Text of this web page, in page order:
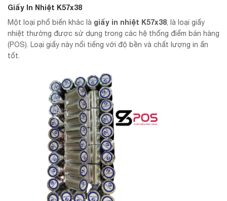
Giấy In Nhiệt K57x38
Một loại phổ biến khác là giấy in nhiệt K57x38 , là loại giấy
nhiệt thường được sử dụng trong các hệ thống điểm bán hàng
(POS). Loại giấy này nổi tiếng với độ bền và chất lượng in ấn
tốt.